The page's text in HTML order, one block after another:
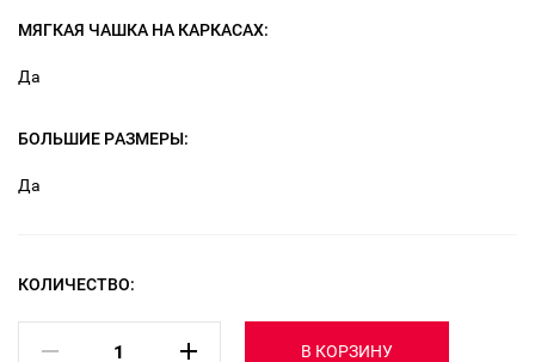
МЯГКАЯ ЧАШКА НА КАРКАСАХ:
Да
БОЛЬШИЕ РАЗМЕРЫ:
Да
КОЛИЧЕСТВО:
В КОРЗИНУ